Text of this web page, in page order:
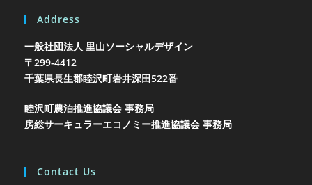
Address
一般社団法人 里山ソーシャルデザイン
〒299-4412
千葉県長生郡睦沢町岩井深田522番
睦沢町農泊推進協議会 事務局
房総サーキュラーエコノミー推進協議会 事務局
Contact Us